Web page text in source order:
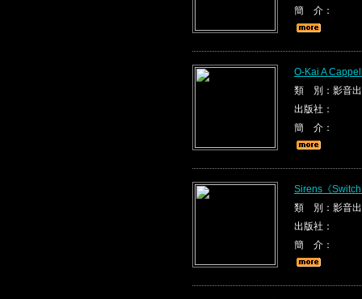
簡 介：
O-Kai A
類 別：影音
出版社：
簡 介：
Sirens《
類 別：影音
出版社：
簡 介：